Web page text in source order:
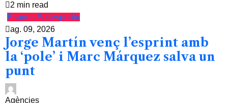
2 min read
Esports Poliesportiu
ag. 09, 2026
Jorge Martín venç l’esprint amb
la ‘pole’ i Marc Márquez salva un
punt
Agències